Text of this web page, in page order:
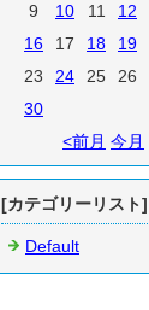
9
10 11 12
16
17 18 19
23
24 25 26
30
<前月 今月
[カテゴリーリスト]
Default